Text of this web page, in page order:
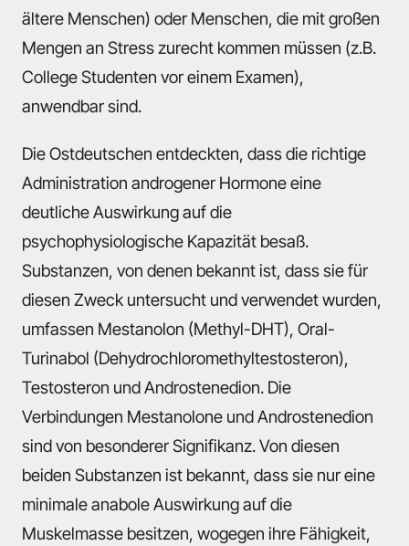
ältere Menschen) oder Menschen, die mit großen
Mengen an Stress zurecht kommen müssen (z.B.
College Studenten vor einem Examen),
anwendbar sind.
Die Ostdeutschen entdeckten, dass die richtige
Administration androgener Hormone eine
deutliche Auswirkung auf die
psychophysiologische Kapazität besaß.
Substanzen, von denen bekannt ist, dass sie für
diesen Zweck untersucht und verwendet wurden,
umfassen Mestanolon (Methyl-DHT), Oral-
Turinabol (Dehydrochloromethyltestosteron),
Testosteron und Androstenedion. Die
Verbindungen Mestanolone und Androstenedion
sind von besonderer Signifikanz. Von diesen
beiden Substanzen ist bekannt, dass sie nur eine
minimale anabole Auswirkung auf die
Muskelmasse besitzen, wogegen ihre Fähigkeit,